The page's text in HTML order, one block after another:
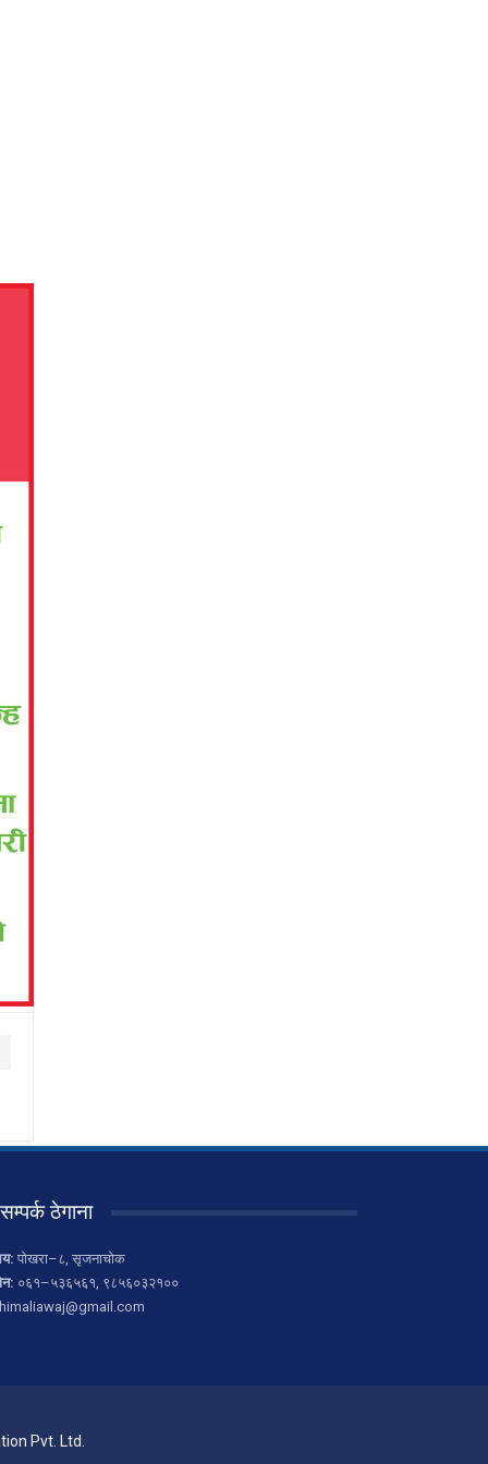
सम्पर्क ठेगाना
पोखरा–८, सृजनाचोक
०६१–५३६५६१, ९८५६०३२१००
himaliawaj@gmail.com
Pvt. Ltd.